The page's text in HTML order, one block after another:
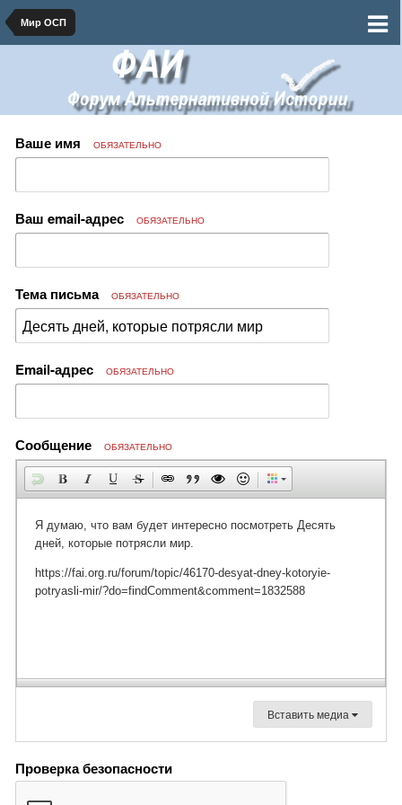
Мир ОСП
Ваше имя ОБЯЗАТЕЛЬНО
Ваш email-адрес ОБЯЗАТЕЛЬНО
Тема письма ОБЯЗАТЕЛЬНО
Email-адрес ОБЯЗАТЕЛЬНО
Сообщение ОБЯЗАТЕЛЬНО
Вставить медиа
Проверка безопасности